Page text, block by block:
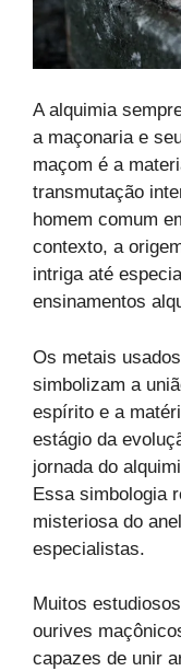
A alquimia
a maçonaria e
maçom é a
transmutação
homem comum
contexto, a
intriga até
ensinamentos
Os metais
simbolizam a
espírito e a
estágio da
jornada do
Essa simbologia
misteriosa do
especialistas.
Muitos
ourives
capazes de unir